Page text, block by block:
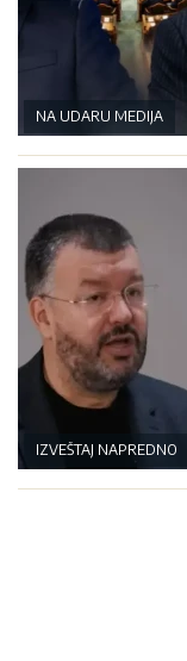
NA UDARU MEDIJA
IZVEŠTAJ NAPREDNOG